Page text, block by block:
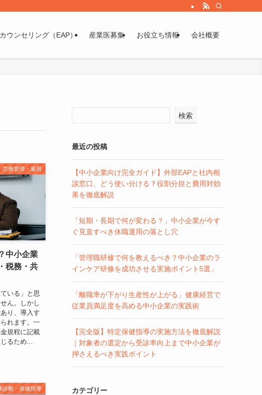
ウンセリング（EAP） 産業医募集 お役立ち情報 会社概要
労務管理・雇用
中小企業
税務・共
いる」と思
ん。しかし
り、導入す
れます。一
規程に記載
るため...
診断・保健指導
検索
最近の投稿
【中小企業向け完全ガイド】外部EAPと社内相
談窓口、どう使い分ける？役割分担と費用対効
果を徹底解説
「短期・長期で何が変わる？」中小企業が今す
ぐ見直すべき休職運用の落とし穴
「管理職研修で何を教えるべき？中小企業のラ
インケア研修を成功させる実施ポイント5選」
「離職率が下がり生産性が上がる」健康経営で
従業員満足度を高める中小企業の実践術
【完全版】特定保健指導の実施方法を徹底解説
｜対象者の選定から受診率向上まで中小企業が
押さえるべき実践ポイント
カテゴリー